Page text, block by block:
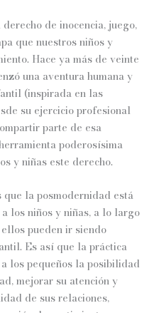
de inocencia, juego,
que nuestros niños y
Hace ya más de veinte
una aventura humana y
(inspirada en las
su ejercicio profesional
parte de esa
poderosísima
y niñas este derecho.
la posmodernidad está
los niños y niñas, a lo largo
pueden ir siendo
Es así que la práctica
los pequeños la posibilidad
mejorar su atención y
de sus relaciones,